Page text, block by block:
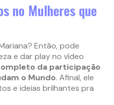
no Mulheres que
Então, pode
e dar play no vídeo
da participação
o Mundo. Afinal, ele
e ideias brilhantes pra